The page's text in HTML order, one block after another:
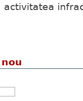
activitatea